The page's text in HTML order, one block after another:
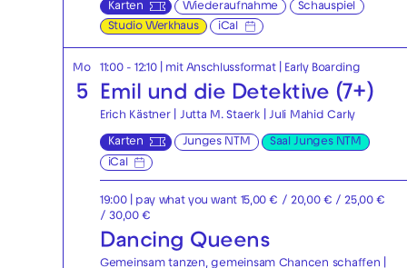
Karten Wiederaufnahme
Schauspiel
Studio Werkhaus
iCal
Mo
5
11:00 - 12:10 | mit Anschlussformat| Early Boarding
Emil und die Detektive (7+)
Erich Kästner | Jutta M. Staerk | Juli Mahid Carly
Karten Junges NTM
Saal Junges NTM
iCal
19:00
| pay what you want 15,00 € / 20,00 € / 25,00 €
/ 30,00 €
Dancing Queens
Gemeinsam tanzen, gemeinsam Chancen schaffen |